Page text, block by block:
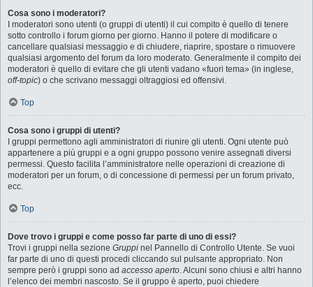
Cosa sono i moderatori?
I moderatori sono utenti (o gruppi di utenti) il cui compito è quello di tenere
sotto controllo i forum giorno per giorno. Hanno il potere di modificare o
cancellare qualsiasi messaggio e di chiudere, riaprire, spostare o rimuovere
qualsiasi argomento del forum da loro moderato. Generalmente il compito dei
moderatori è quello di evitare che gli utenti vadano «fuori tema» (in inglese,
off-topic) o che scrivano messaggi oltraggiosi ed offensivi.
Top
Cosa sono i gruppi di utenti?
I gruppi permettono agli amministratori di riunire gli utenti. Ogni utente può
appartenere a più gruppi e a ogni gruppo possono venire assegnati diversi
permessi. Questo facilita l’amministratore nelle operazioni di creazione di
moderatori per un forum, o di concessione di permessi per un forum privato,
ecc.
Top
Dove trovo i gruppi e come posso far parte di uno di essi?
Trovi i gruppi nella sezione Gruppi nel Pannello di Controllo Utente. Se vuoi
far parte di uno di questi procedi cliccando sul pulsante appropriato. Non
sempre però i gruppi sono ad accesso aperto. Alcuni sono chiusi e altri hanno
l’elenco dei membri nascosto. Se il gruppo è aperto, puoi chiedere